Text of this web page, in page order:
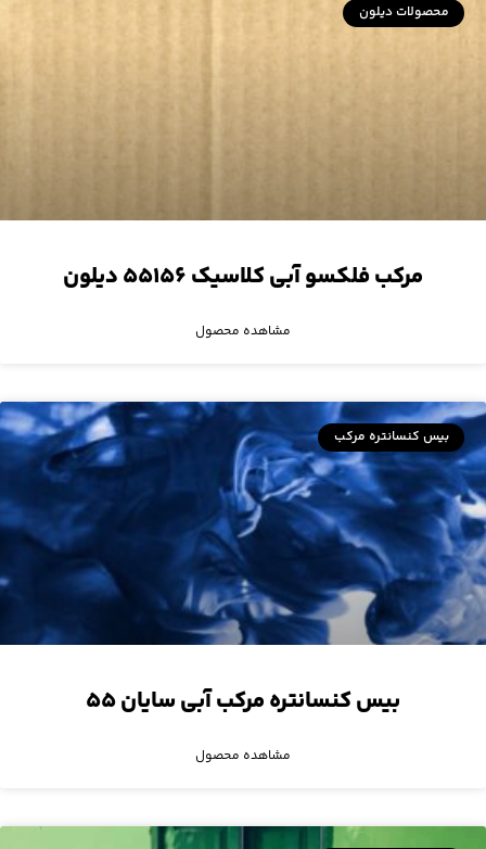
محصولات دیلون
مرکب فلکسو آبی کلاسیک ۵۵۱۵۶ دیلون
مشاهده محصول
بیس کنسانتره مرکب
بیس کنسانتره مرکب آبی سایان ۵۵
مشاهده محصول